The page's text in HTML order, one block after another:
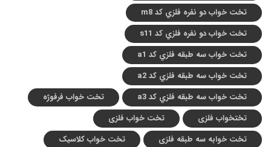
تخت خواب دو نفره فلزي کد m8
تخت خواب دو نفره فلزي کد s11
تخت خواب سه طبقه فلزي کد a1
تخت خواب سه طبقه فلزي کد a2
تخت خواب سه طبقه فلزي کد a3
تخت خواب فرفوژه
تختخواب فلزی
تخت خواب فلزی
تخت خوابه سه طبقه فلزی
تخت خواب کلاسیک